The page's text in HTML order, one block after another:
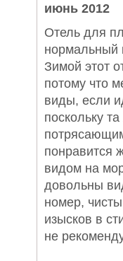
июнь 2012
Отель для
нормальный
Зимой этот
потому что
виды, если
поскольку
понравится
видом на
довольны
номер,
изысков в
не